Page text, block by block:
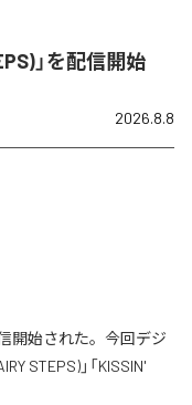
」を配信開始
2026.8.8
信開始された。今回デジ
STEPS)」「KISSIN'